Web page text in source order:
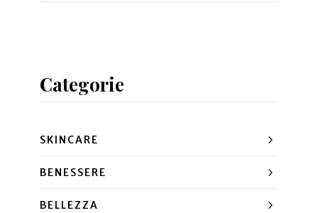
Categorie
SKINCARE
BENESSERE
BELLEZZA